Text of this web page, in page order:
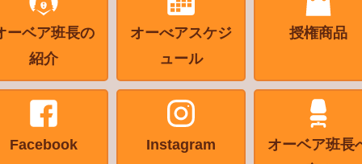
ーベア班長の
紹介
オーべアスケジ
ュール
授権商品
Facebook Instagram
オーベア班長